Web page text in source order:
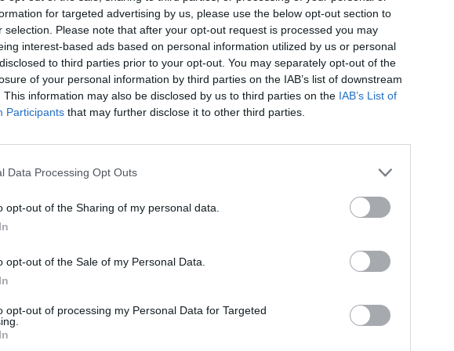
for targeted advertising by us, please use the below opt-out section to
selection. Please note that after your opt-out request is processed you may
interest-based ads based on personal information utilized by us or personal
to third parties prior to your opt-out. You may separately opt-out of the
of your personal information by third parties on the IAB’s list of downstream
This information may also be disclosed by us to third parties on the IAB’s List of
Participants that may further disclose it to other third parties.
Data Processing Opt Outs
opt-out of the Sharing of my personal data.
opt-out of the Sale of my Personal Data.
opt-out of processing my Personal Data for Targeted